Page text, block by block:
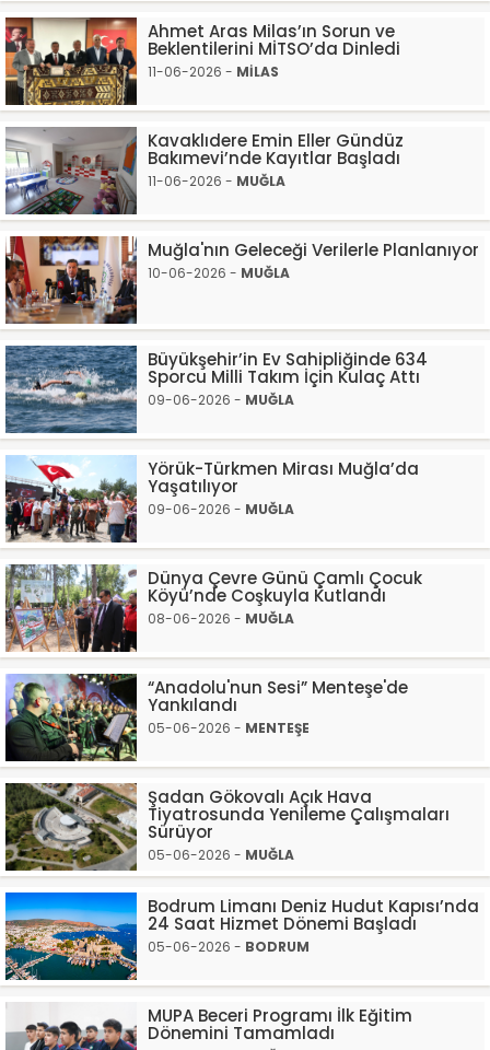
Ahmet Aras Milas’ın Sorun ve
Beklentilerini MİTSO’da Dinledi
11-06-2026 - MİLAS
Kavaklıdere Emin Eller Gündüz
Bakımevi’nde Kayıtlar Başladı
11-06-2026 - MUĞLA
Muğla'nın Geleceği Verilerle Planlanıyor
10-06-2026 - MUĞLA
Büyükşehir’in Ev Sahipliğinde 634
Sporcu Milli Takım İçin Kulaç Attı
09-06-2026 - MUĞLA
Yörük-Türkmen Mirası Muğla’da
Yaşatılıyor
09-06-2026 - MUĞLA
Dünya Çevre Günü Çamlı Çocuk
Köyü’nde Coşkuyla Kutlandı
08-06-2026 - MUĞLA
“Anadolu'nun Sesi” Menteşe'de
Yankılandı
05-06-2026 - MENTEŞE
Şadan Gökovalı Açık Hava
Tiyatrosunda Yenileme Çalışmaları
Sürüyor
05-06-2026 - MUĞLA
Bodrum Limanı Deniz Hudut Kapısı’nda
24 Saat Hizmet Dönemi Başladı
05-06-2026 - BODRUM
MUPA Beceri Programı İlk Eğitim
Dönemini Tamamladı